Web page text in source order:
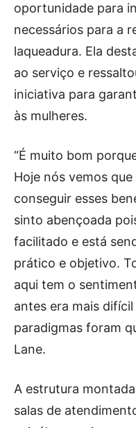
oportunidade para
necessários para a
laqueadura. Ela
ao serviço e
iniciativa para
às mulheres.
“É muito bom
Hoje nós vemos
conseguir esses
sinto abençoada
facilitado e está
prático e objetivo.
aqui tem o
antes era mais
paradigmas foram
Lane.
A estrutura
salas de